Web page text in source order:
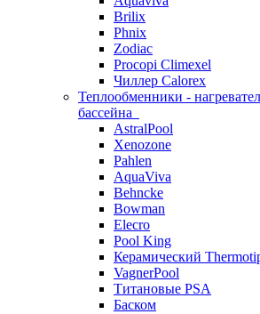
Brilix
Phnix
Zodiac
Procopi Climexel
Чиллер Calorex
Теплообменники -
бассейна
AstralPool
Xenozone
Pahlen
AquaViva
Behncke
Bowman
Elecro
Pool King
Керамический
VagnerPool
Титановые PSA
Баском